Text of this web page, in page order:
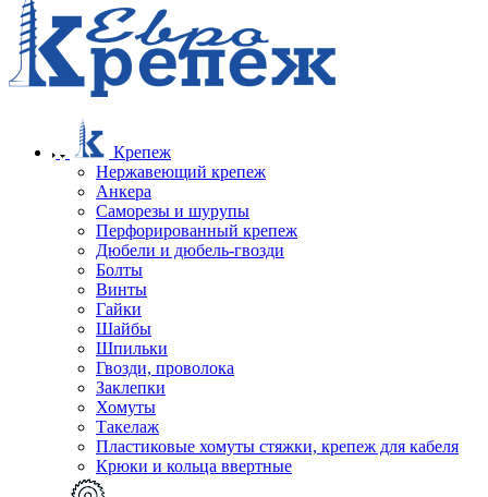
Крепеж
Нержавеющий крепеж
Анкера
Саморезы и шурупы
Перфорированный крепеж
Дюбели и дюбель-гвозди
Болты
Винты
Гайки
Шайбы
Шпильки
Гвозди, проволока
Заклепки
Хомуты
Такелаж
Пластиковые хомуты стяжки, крепеж для кабеля
Крюки и кольца ввертные